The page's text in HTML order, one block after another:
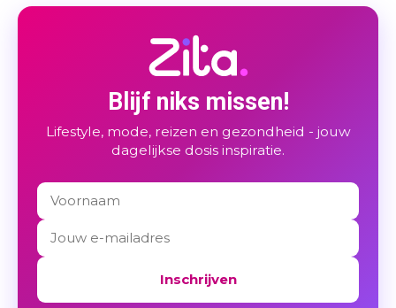
Blijf niks missen!
Lifestyle, mode, reizen en gezondheid - jouw
dagelijkse dosis inspiratie.
Inschrijven